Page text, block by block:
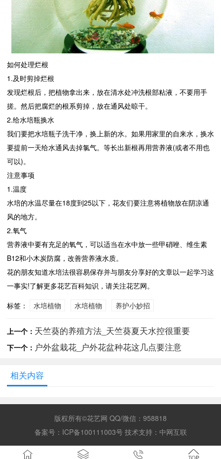
如何处理烂根
1.及时剪掉烂根
发现烂根后，把植物拿出来，放在清水处冲洗根部粘液，不要用手
搓。然后把腐烂的根系剪掉，放在通风处晾干。
2.给水培瓶换水
我们要把水培瓶子洗干净，换上新的水。如果用家里的自来水，换水
要提前一天给水通风去掉氯气。等长出新根再用营养液(或者不用也
可以)。
注意事项
1.温度
水培的水温尽量在18度到25以下，花友们要注意将植物放在阴凉通
风的地方。
2.氧气
营养液中要有充足的氧气，可以适当在水中放一些甲硝唑、维生素
B12和小木炭防腐，改善营养液水质。
花的朋友知道水培法很容易保存并与朋友分享好的文章以一起学习这
一事实!了解更多花艺百科知识，请关注花艺网。
标签：
水培植物 水培植物 养护小妙招
上一个： 天竺葵的养殖方法_天竺葵夏天水控很重要
下一个： 户外盆栽花_户外花盆种花这几点要注意
相关内容
版权所有©花艺网 QQ/微信：958818
备案号： ICP备100111003号技术支持： 中网互联